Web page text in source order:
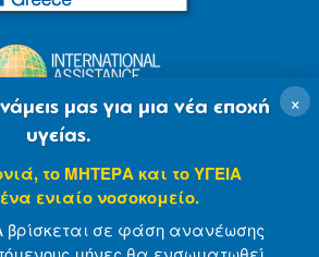
×
μας για μια νέα εποχή
υγείας.
το ΜΗΤΕΡΑ και το ΥΓΕΙΑ
ενιαίο νοσοκομείο.
βρίσκεται σε φάση ανανέωσης